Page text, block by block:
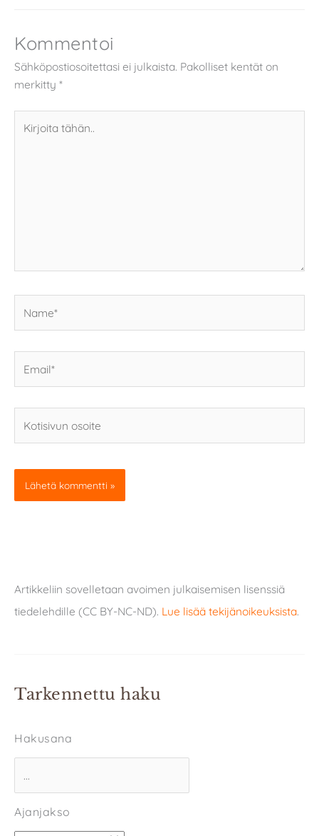
Kommentoi
Sähköpostiosoitettasi ei julkaista. Pakolliset kentät on
merkitty *
tähän..
osoite
Artikkeliin sovelletaan avoimen julkaisemisen lisenssiä
tiedelehdille (CC BY-NC-ND). Lue lisää tekijänoikeuksista.
Tarkennettu haku
Hakusana
Ajanjakso